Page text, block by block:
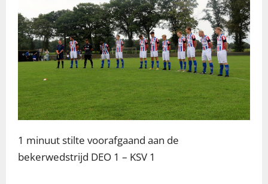
1 minuut stilte voorafgaand aan de
bekerwedstrijd DEO 1 – KSV 1